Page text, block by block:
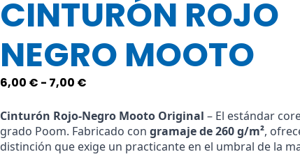
CINTURÓN ROJO
NEGRO MOOTO
6,00 € - 7,00 €Rango
precios:
desde
6,00 €
Cinturón Rojo-Negro Mooto Original – El estándar
grado Poom. Fabricado con gramaje de 260 g/m²,
distinción que exige un practicante en el umbral de la